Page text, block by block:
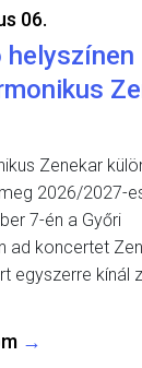
06.
Zenekar
2026/2027-
7-én a Győri
ad koncertet
egyszerre kínál
→